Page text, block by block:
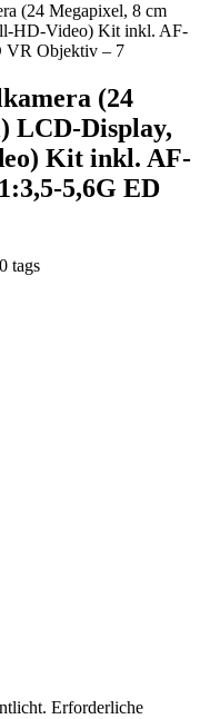
(24 Megapixel, 8 cm
HD-Video) Kit inkl. AF-
VR Objektiv – 7
(24
LCD-Display,
Kit inkl. AF-
5,6G ED
0 tags
Erforderliche